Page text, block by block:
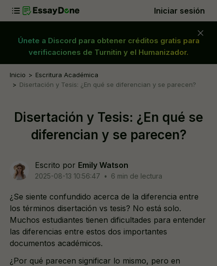
Iniciar sesión
Únete a Discord para obtener créditos gratis para
verificaciones de Turnitin y el Humanizador.
Inicio
Escritura Académica
Disertación y Tesis: ¿En qué se diferencian y se parecen?
Disertación y Tesis: ¿En qué se
diferencian y se parecen?
Escrito por Emily Watson
2025-08-13 10:56:47 • 6 min de lectura
¿Se siente confundido acerca de la diferencia entre
los términos disertación vs tesis? No está solo.
Muchos estudiantes tienen dificultades para entender
las diferencias entre estos dos importantes
documentos académicos.
¿Por qué parecen significar lo mismo, pero en